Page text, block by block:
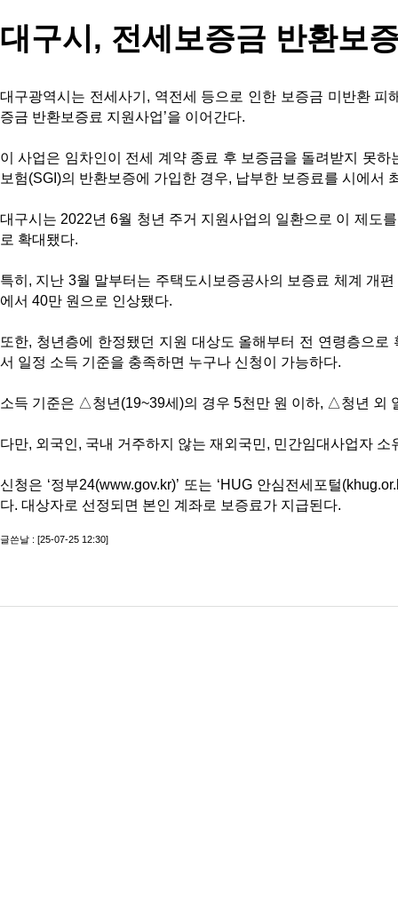
대구시, 전세보증금 반환보
대구광역시는 전세사기, 역전세 등으로 인한 보증금 미반환
증금 반환보증료 지원사업’을 이어간다.
이 사업은 임차인이 전세 계약 종료 후 보증금을 돌려받지 못
보험(SGI)의 반환보증에 가입한 경우, 납부한 보증료를 시에서
대구시는 2022년 6월 청년 주거 지원사업의 일환으로 이 제도
로 확대됐다.
특히, 지난 3월 말부터는 주택도시보증공사의 보증료 체계 개
에서 40만 원으로 인상됐다.
또한, 청년층에 한정됐던 지원 대상도 올해부터 전 연령층으
서 일정 소득 기준을 충족하면 누구나 신청이 가능하다.
소득 기준은 △청년(19~39세)의 경우 5천만 원 이하, △청년 외
다만, 외국인, 국내 거주하지 않는 재외국민, 민간임대사업자
신청은 ‘정부24(www.gov.kr)’ 또는 ‘HUG 안심전세포털
다. 대상자로 선정되면 본인 계좌로 보증료가 지급된다.
글쓴날 : [25-07-25 12:30]